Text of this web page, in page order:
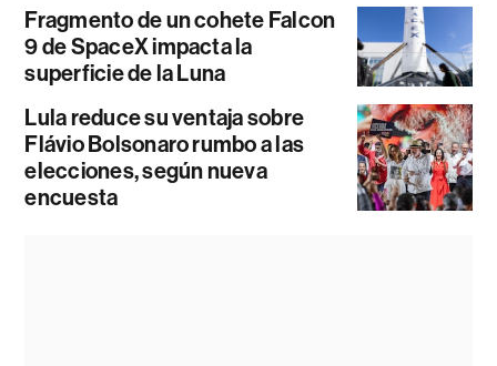
Fragmento de un cohete Falcon
9 de SpaceX impacta la
superficie de la Luna
Lula reduce su ventaja sobre
Flávio Bolsonaro rumbo a las
elecciones, según nueva
encuesta